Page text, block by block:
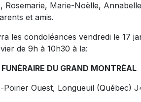
Rosemarie, Marie-Noëlle,
et amis.
les condoléances vendredi le 17
de 9h à 10h30 à la:
DU GRAND MONTRÉAL
Poirier Ouest, Longueuil (Québec)